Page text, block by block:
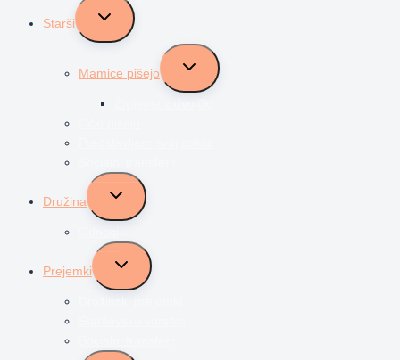
Starši
Toggle
menu
Mamice pišejo
Toggle
menu
Družina
Toggle
menu
Prejemki
Toggle
menu